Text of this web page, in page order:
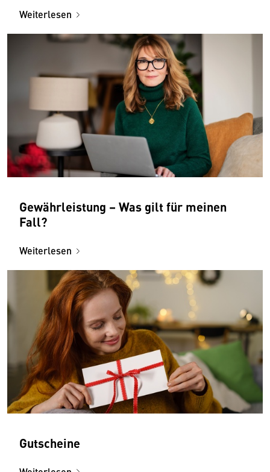
Weiterlesen
Gewährleistung – Was gilt für meinen
Fall?
Weiterlesen
Gutscheine